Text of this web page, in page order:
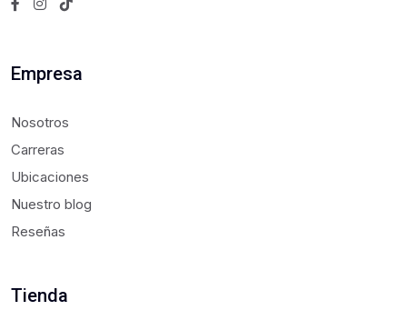
Empresa
Nosotros
Carreras
Ubicaciones
Nuestro blog
Reseñas
Tienda